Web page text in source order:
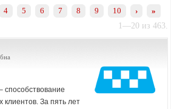
4 5 6 7 8 9 10 ›
»
1—20 из 463.
способствование
За пять лет